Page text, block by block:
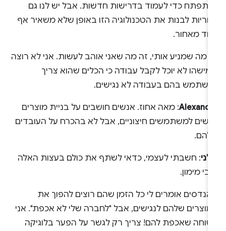
כדי לעמוד בדרישות חדשות. אבל יש לנו גם
לבנות את הטכנולוגיה הזו באופן שלא משאיר אף
מאחור.
מה שמניע אותי, זה מה שאני אוהב לעשות. אני לא רוצה
לא יוכל לקבל עבודה כי הכלים שהוא צריך
בהם בעבודה לא נגישים.
: מאה אחוז. אנשים חושבים על בניית מוצרים
למשתמשים חיצוניים, אבל לא בהכרח על העובדים
: חשבתי לעצמי, כדאי לשתף את כולם בעצות האלה
מימון.
אומרים לי כל הזמן שהם רוצים להפוך את
שלהם לנגישים, אבל "לחברה שלי לא אכפת". אני
שאכפת להם! צריך רק לגשר על הפער בלוגיקה